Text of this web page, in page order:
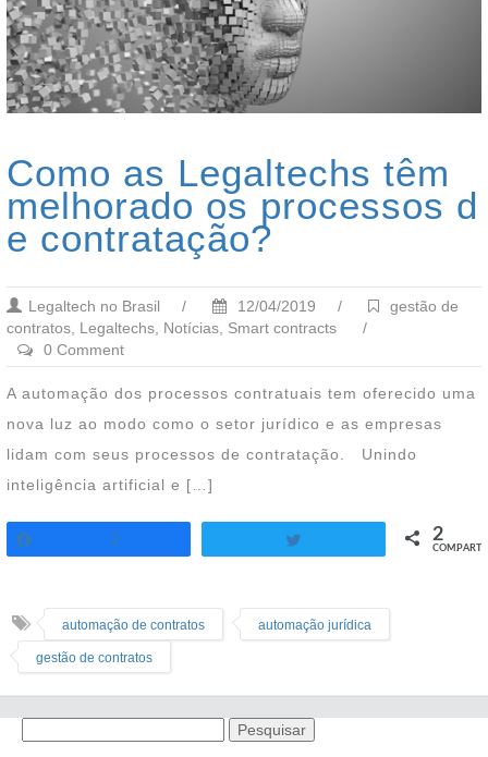
Como as Legaltechs têm
melhorado os processos d
e contratação?
Legaltech no Brasil / 12/04/2019 /
gestão de
contratos, Legaltechs, Notícias, Smart contracts
/
0 Comment
A automação dos processos contratuais tem oferecido uma
nova luz ao modo como o setor jurídico e as empresas
lidam com seus processos de contratação. Unindo
inteligência artificial e […]
2 2
COMPART.
automação de contratos automação jurídica
gestão de contratos